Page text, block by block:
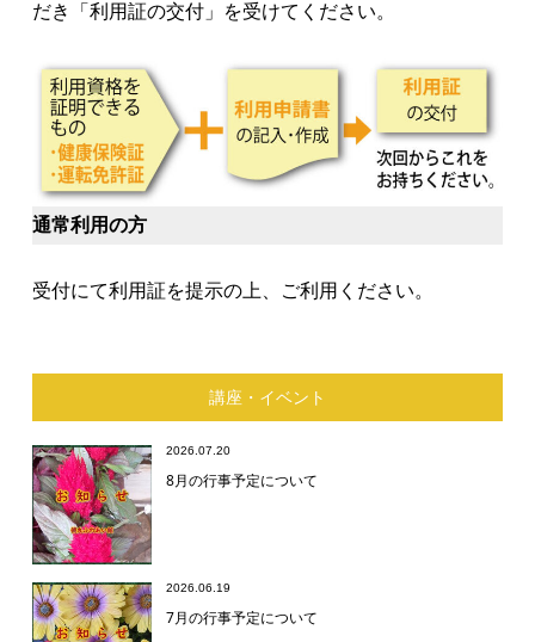
だき「利用証の交付」を受けてください。
通常利用の方
受付にて利用証を提示の上、ご利用ください。
講座・イベント
2026.07.20
8月の行事予定について
2026.06.19
7月の行事予定について